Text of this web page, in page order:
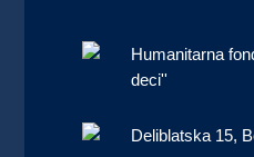
Humanitarna
deci''
Deliblatska 15,